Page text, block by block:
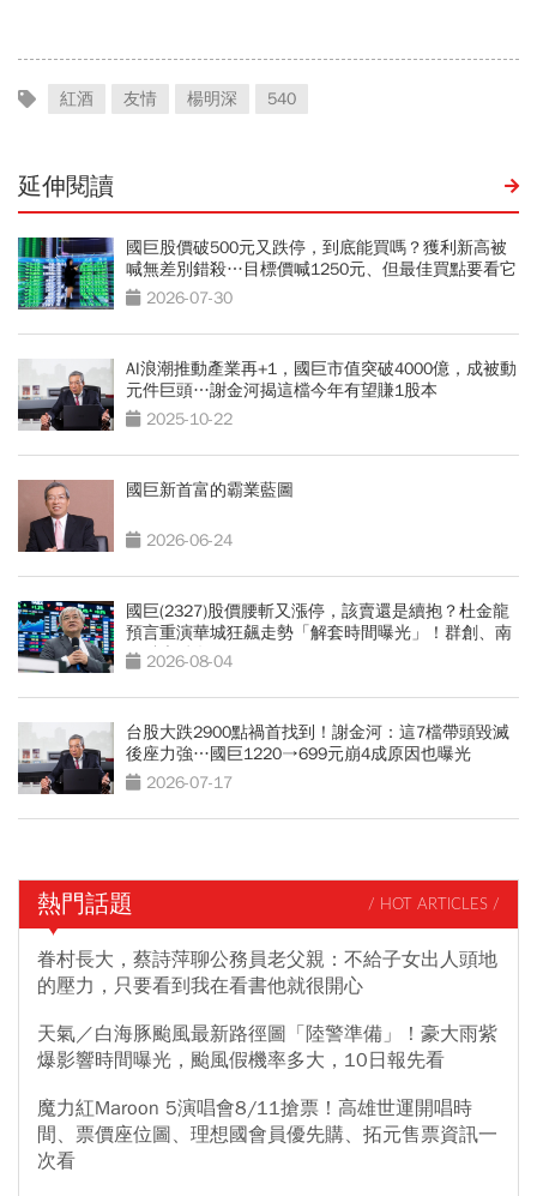
紅酒 友情 楊明深 540
延伸閱讀
國巨股價破500元又跌停，到底能買嗎？獲利新高被
喊無差別錯殺…目標價喊1250元、但最佳買點要看它
2026-07-30
AI浪潮推動產業再+1，國巨市值突破4000億，成被動
元件巨頭…謝金河揭這檔今年有望賺1股本
2025-10-22
國巨新首富的霸業藍圖
2026-06-24
國巨(2327)股價腰斬又漲停，該賣還是續抱？杜金龍
預言重演華城狂飆走勢「解套時間曝光」！群創、南
亞科也點名
2026-08-04
台股大跌2900點禍首找到！謝金河：這7檔帶頭毀滅
後座力強…國巨1220→699元崩4成原因也曝光
2026-07-17
熱門話題 / HOT ARTICLES /
眷村長大，蔡詩萍聊公務員老父親：不給子女出人頭地
的壓力，只要看到我在看書他就很開心
天氣／白海豚颱風最新路徑圖「陸警準備」！豪大雨紫
爆影響時間曝光，颱風假機率多大，10日報先看
魔力紅Maroon 5演唱會8/11搶票！高雄世運開唱時
間、票價座位圖、理想國會員優先購、拓元售票資訊一
次看